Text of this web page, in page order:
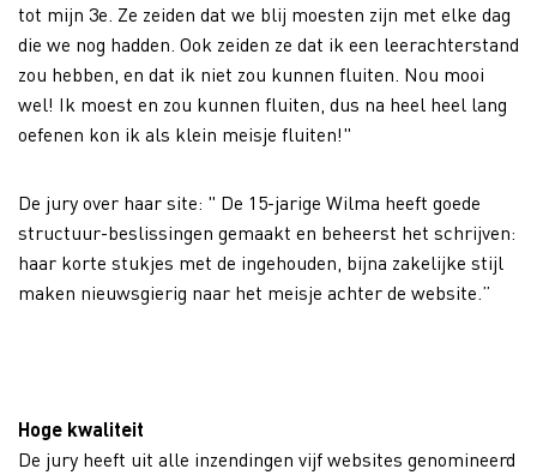
tot mijn 3e. Ze zeiden dat we blij moesten zijn met elke dag
die we nog hadden. Ook zeiden ze dat ik een leerachterstand
zou hebben, en dat ik niet zou kunnen fluiten. Nou mooi
wel! Ik moest en zou kunnen fluiten, dus na heel heel lang
oefenen kon ik als klein meisje fluiten!"
De jury over haar site: " De 15-jarige Wilma heeft goede
structuur-beslissingen gemaakt en beheerst het schrijven:
haar korte stukjes met de ingehouden, bijna zakelijke stijl
maken nieuwsgierig naar het meisje achter de website.”
Hoge kwaliteit
De jury heeft uit alle inzendingen vijf websites genomineerd